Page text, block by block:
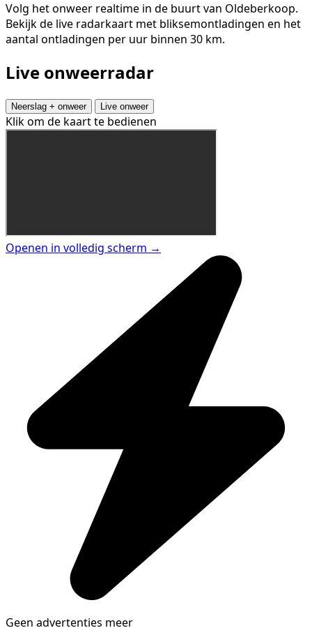
Volg het onweer realtime in de buurt van Oldeberkoop.
Bekijk de live radarkaart met bliksemontladingen en het
aantal ontladingen per uur binnen 30 km.
Live onweerradar
Neerslag + onweer Live onweer
Klik om de kaart te bedienen
Openen in volledig scherm →
Geen advertenties meer